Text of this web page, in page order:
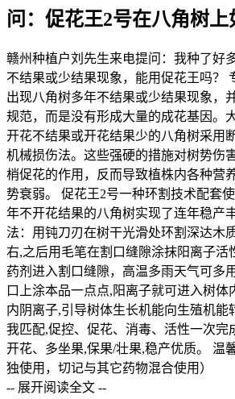
问：促花王2号在八角树上
赣州种植户刘先生来电提问：我种了好
不结果或少结果现象，能用促花王吗？
出现八角树多年不结果或少结果现象，
规范，而是没有形成大量的成花基因。
开花不结果或开花结果少的八角树采用
机械损伤法。这些强硬的措施对树势伤
梢促花的作用，反而导致植株内各种营
势衰弱。 促花王2号一种环割技术配套
年不开花结果的八角树实现了连年稳产
法：用钝刀刃在树干光滑处环割深达木
右,之后用毛笔在割口缝隙涂抹阳离子活
药剂进入割口缝隙，高温多雨天气可多
口上涂本品一点点,阳离子就可进入树体
内阴离子,引导树体生长机能向生殖机能
我匹配,促控、促花、消毒、活性一次完
开花、多坐果,保果/壮果,稳产优质。 温
独使用，切记与其它药物混合使用）
-- 展开阅读全文 --